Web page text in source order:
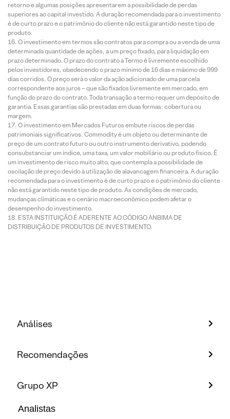
retorno e algumas posições apresentarem a possibilidade de perdas
superiores ao capital investido. A duração recomendada para o investimento
é de curto prazo e o patrimônio do cliente não está garantido neste tipo de
produto.
O investimento em termos são contratos para compra ou a venda de uma
determinada quantidade de ações, a um preço fixado, para liquidação em
prazo determinado. O prazo do contrato a Termo é livremente escolhido
pelos investidores, obedecendo o prazo mínimo de 16 dias e máximo de 999
dias corridos. O preço será o valor da ação adicionado de uma parcela
correspondente aos juros – que são fixados livremente em mercado, em
função do prazo do contrato. Toda transação a termo requer um depósito de
garantia. Essas garantias são prestadas em duas formas: cobertura ou
margem.
O investimento em Mercados Futuros embute riscos de perdas
patrimoniais significativos. Commodity é um objeto ou determinante de
preço de um contrato futuro ou outro instrumento derivativo, podendo
consubstanciar um índice, uma taxa, um valor mobiliário ou produto físico. É
um investimento de risco muito alto, que contempla a possibilidade de
oscilação de preço devido à utilização de alavancagem financeira. A duração
recomendada para o investimento é de curto prazo e o patrimônio do cliente
não está garantido neste tipo de produto. As condições de mercado,
mudanças climáticas e o cenário macroeconômico podem afetar o
desempenho do investimento.
ESTA INSTITUIÇÃO É ADERENTE AO CÓDIGO ANBIMA DE
DISTRIBUIÇÃO DE PRODUTOS DE INVESTIMENTO.
Análises
Recomendações
Grupo XP
Analistas